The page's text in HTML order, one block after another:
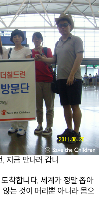
지금 만나러 갑니
착합니다. 세계가 정말 좁아
는 것이 머리뿐 아니라 몸으